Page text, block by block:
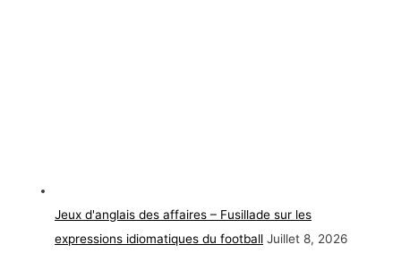
Jeux d'anglais des affaires – Fusillade sur les
expressions idiomatiques du football Juillet 8, 2026